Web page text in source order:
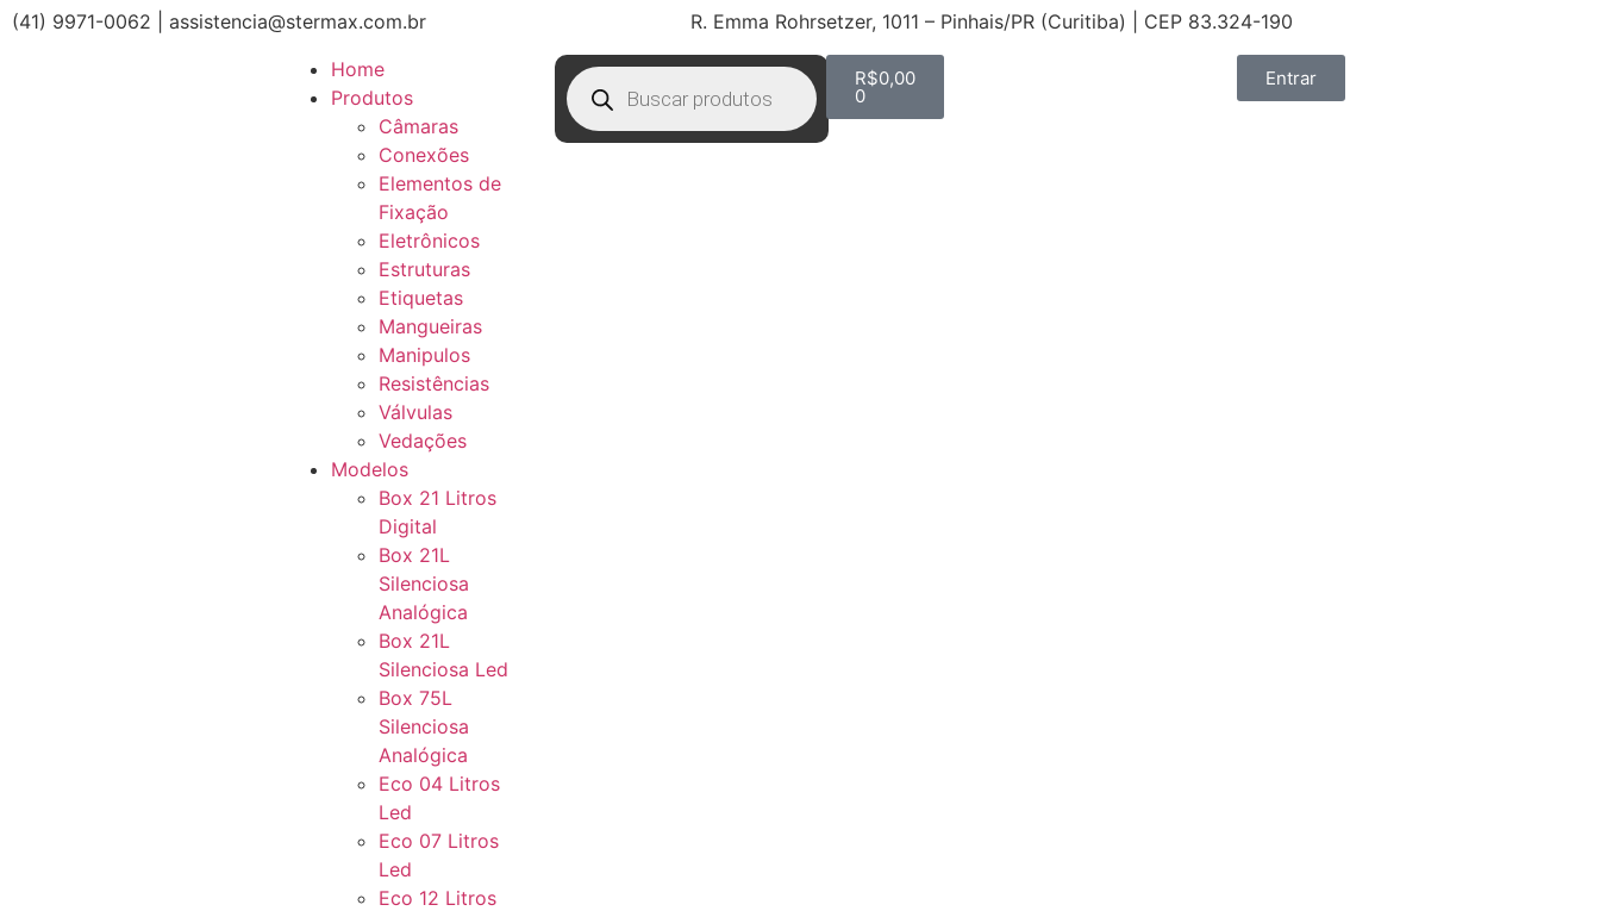
(41) 9971-0062 | assistencia@stermax.com.br
R. Emma Rohrsetzer, 1011 – Pinhais/PR (Curitiba) | CEP 83.324-190
Home
Produtos
Câmaras
Conexões
Elementos de
Fixação
Eletrônicos
Estruturas
Etiquetas
Mangueiras
Manipulos
Resistências
Válvulas
Vedações
Modelos
Box 21 Litros
Digital
Box 21L
Silenciosa
Analógica
Box 21L
Silenciosa Led
Box 75L
Silenciosa
Analógica
Eco 04 Litros
Led
Eco 07 Litros
Led
Eco 12 Litros
R$0,00
0
Entrar